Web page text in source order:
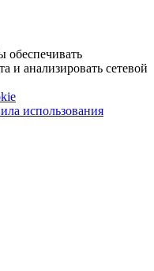
и анализировать сетевой
использования